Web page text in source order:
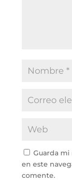
Guarda
en este
comente.